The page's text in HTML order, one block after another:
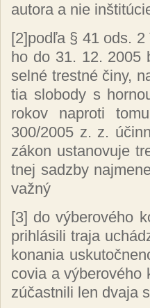
auto­ra a nie
[2]pod­ľa § 41 ods.
ho do 31. 12.
sel­né tres­tné či­ny,
tia slo­bo­dy s
ro­kov nap­ro­ti
300/2005 z. z.
zá­kon us­ta­no­vu­je
tnej sadz­by
važ­ný
[3] do vý­be­ro­vé­ho
prih­lá­si­li tra­ja
ko­na­nia
co­via a vý­be­ro­vé­ho
zú­čas­tni­li len dva­ja